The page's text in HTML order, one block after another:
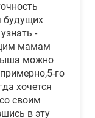
будущих
-
мамам
можно
го
хочется
своим
в эту